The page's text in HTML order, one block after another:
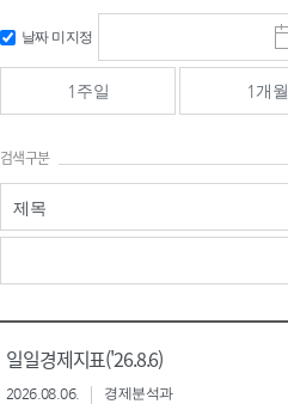
날짜 미지정
시
작
일
선
1주일 1개월
검색구분
제목
일일경제지표('26.8.6)
2026.08.06. 경제분석과